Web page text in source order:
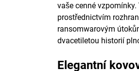
vaše cenné
prostřednictvím
ransomwarovým
dvacetiletou historií
Elegantní